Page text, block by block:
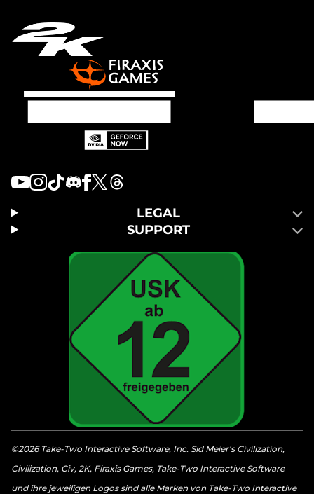
LEGAL
SUPPORT
©2026 Take-Two Interactive Software, Inc. Sid Meier’s Civilization,
Civilization, Civ, 2K, Firaxis Games, Take-Two Interactive Software
und ihre jeweiligen Logos sind alle Marken von Take-Two Interactive